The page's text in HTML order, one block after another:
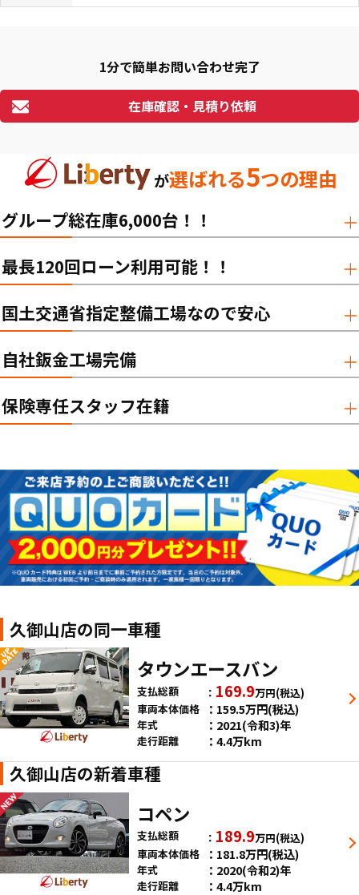
1分で簡単お問い合わせ完了
在庫確認・見積り依頼
が選ばれる5つの理由
グループ総在庫6,000台！！
最長120回ローン利用可能！！
国土交通省指定整備工場なので安心
自社鈑金工場完備
保険専任スタッフ在籍
久御山店の同一車種
タウンエースバン
支払総額 169.9万円(税込)
車両本体価格
159.5万円(税込)
年式 2021(令和3)年
走行距離 4.4万km
久御山店の新着車種
コペン
支払総額 189.9万円(税込)
車両本体価格
181.8万円(税込)
年式 2020(令和2)年
走行距離 4.4万km